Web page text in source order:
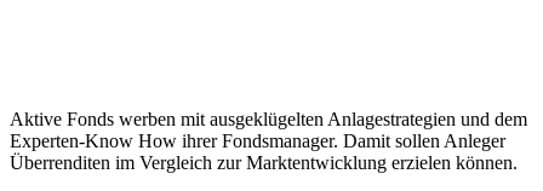
Aktive Fonds werben mit ausgeklügelten Anlagestrategien und dem
Experten-Know How ihrer Fondsmanager. Damit sollen Anleger
Überrenditen im Vergleich zur Marktentwicklung erzielen können.